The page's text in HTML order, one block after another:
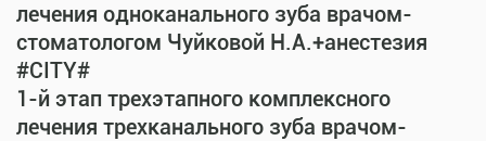
лечения одноканального зуба врачом-
стоматологом Чуйковой Н.А.+анестезия
#CITY#
1-й этап трехэтапного комплексного
лечения трехканального зуба врачом-